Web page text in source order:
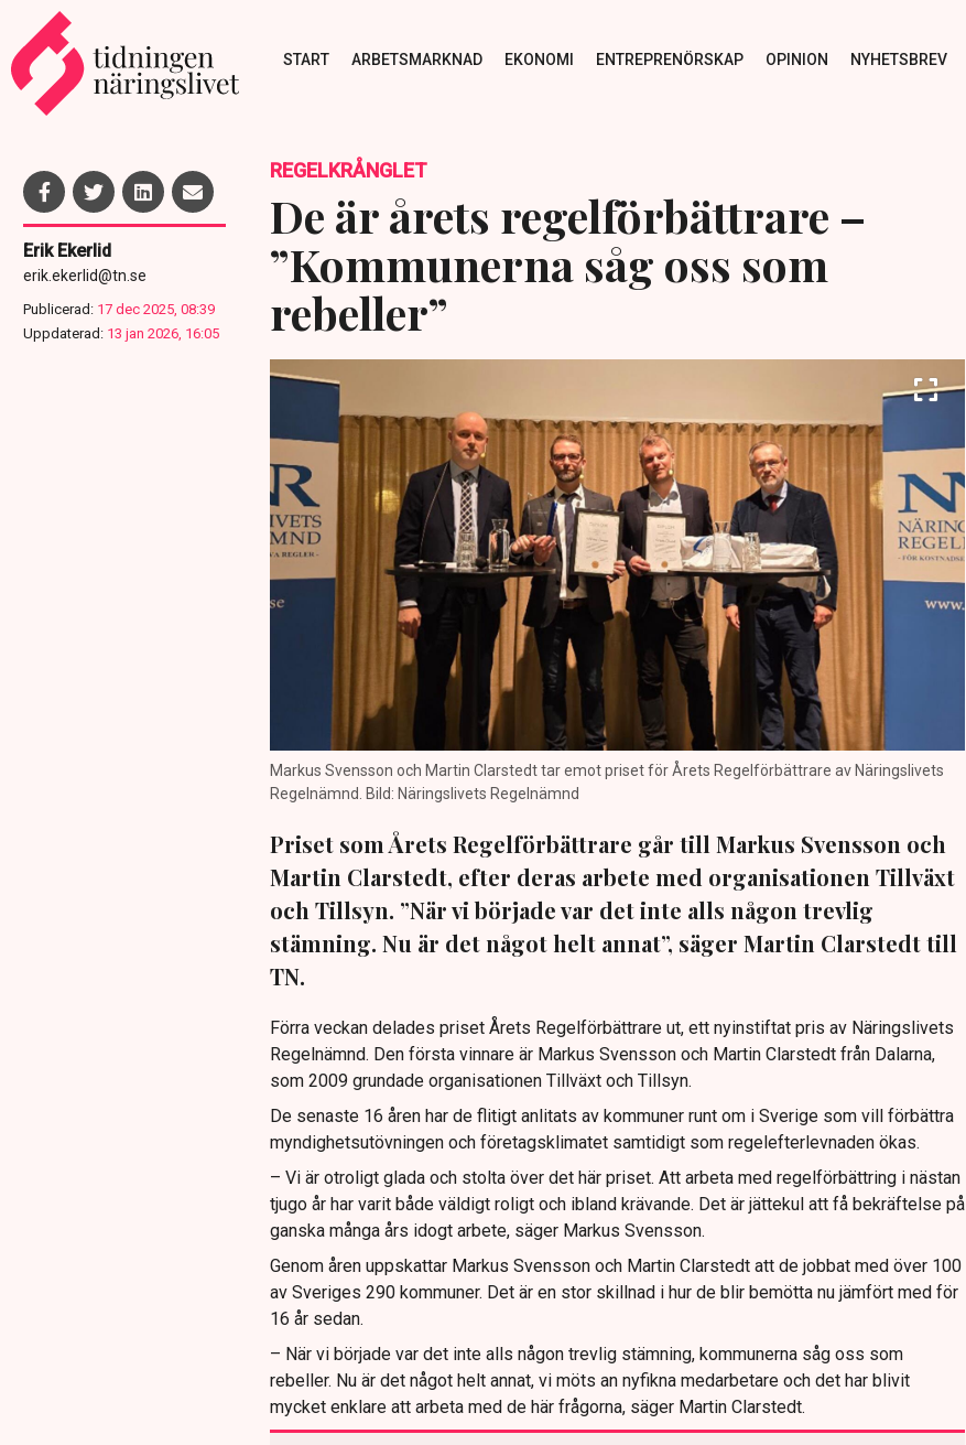
START ARBETSMARKNAD EKONOMI ENTREPRENÖRSKAP OPINION NYHETSBREV
Erik Ekerlid
erik.ekerlid@tn.se
Publicerad: 17 dec 2025, 08:39
Uppdaterad: 13 jan 2026, 16:05
REGELKRÅNGLET
De är årets regelförbättrare –
”Kommunerna såg oss som
rebeller”
Markus Svensson och Martin Clarstedt tar emot priset för Årets Regelförbättrare av Näringslivets
Regelnämnd. Bild: Näringslivets Regelnämnd
Priset som Årets Regelförbättrare går till Markus Svensson och
Martin Clarstedt, efter deras arbete med organisationen Tillväxt
och Tillsyn. ”När vi började var det inte alls någon trevlig
stämning. Nu är det något helt annat”, säger Martin Clarstedt till
TN.
Förra veckan delades priset Årets Regelförbättrare ut, ett nyinstiftat pris av Näringslivets
Regelnämnd. Den första vinnare är Markus Svensson och Martin Clarstedt från Dalarna,
som 2009 grundade organisationen Tillväxt och Tillsyn.
De senaste 16 åren har de flitigt anlitats av kommuner runt om i Sverige som vill förbättra
myndighetsutövningen och företagsklimatet samtidigt som regelefterlevnaden ökas.
– Vi är otroligt glada och stolta över det här priset. Att arbeta med regelförbättring i nästan
tjugo år har varit både väldigt roligt och ibland krävande. Det är jättekul att få bekräftelse på
ganska många års idogt arbete, säger Markus Svensson.
Genom åren uppskattar Markus Svensson och Martin Clarstedt att de jobbat med över 100
av Sveriges 290 kommuner. Det är en stor skillnad i hur de blir bemötta nu jämfört med för
16 år sedan.
– När vi började var det inte alls någon trevlig stämning, kommunerna såg oss som
rebeller. Nu är det något helt annat, vi möts an nyfikna medarbetare och det har blivit
mycket enklare att arbeta med de här frågorna, säger Martin Clarstedt.